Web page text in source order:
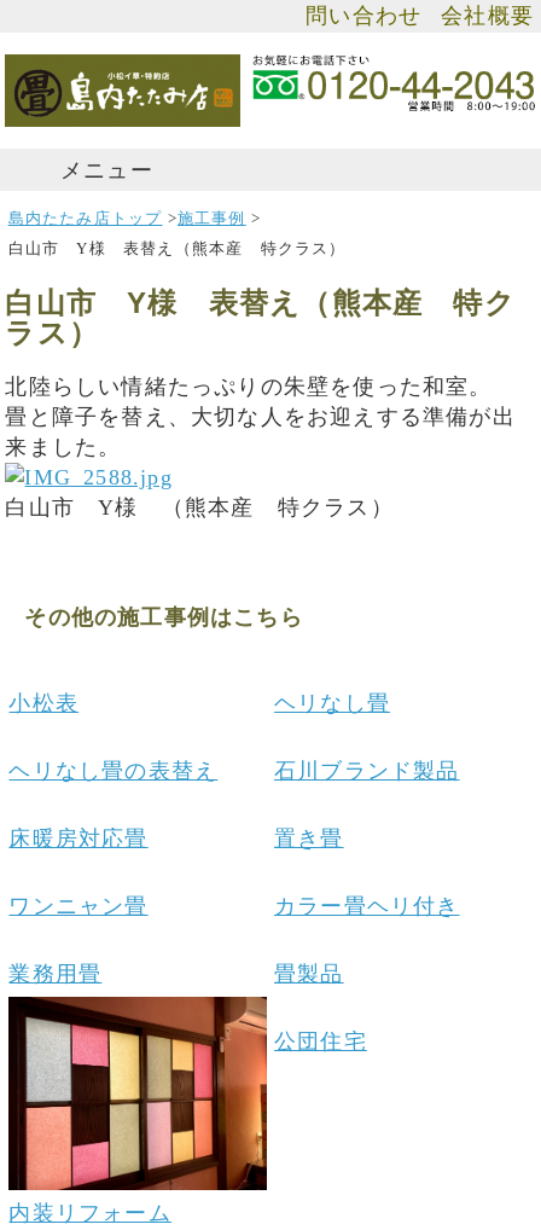
問い合わせ 会社概要
メニュー
島内たたみ店トップ >施工事例 >
白山市 Y様 表替え（熊本産 特クラス）
白山市 Y様 表替え（熊本産 特ク
ラス）
北陸らしい情緒たっぷりの朱壁を使った和室。
畳と障子を替え、大切な人をお迎えする準備が出
来ました。
白山市 Y様 （熊本産 特クラス）
その他の施工事例はこちら
小松表 ヘリなし畳
ヘリなし畳の表替え 石川ブランド製品
床暖房対応畳 置き畳
ワンニャン畳 カラー畳ヘリ付き
業務用畳 畳製品
内装リフォーム
公団住宅